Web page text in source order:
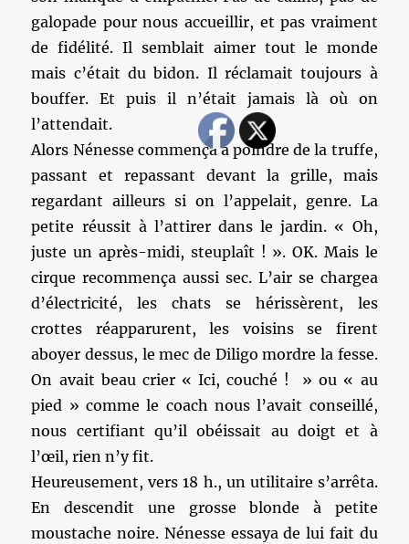
galopade pour nous accueillir, et pas vraiment
de fidélité. Il semblait aimer tout le monde
mais c’était du bidon. Il réclamait toujours à
bouffer. Et puis il n’était jamais là où on
l’attendait.
Alors Nénesse commença à poindre de la truffe,
passant et repassant devant la grille, mais
regardant ailleurs si on l’appelait, genre. La
petite réussit à l’attirer dans le jardin. « Oh,
juste un après-midi, steuplaît ! ». OK. Mais le
cirque recommença aussi sec. L’air se chargea
d’électricité, les chats se hérissèrent, les
crottes réapparurent, les voisins se firent
aboyer dessus, le mec de Diligo mordre la fesse.
On avait beau crier « Ici, couché ! » ou « au
pied » comme le coach nous l’avait conseillé,
nous certifiant qu’il obéissait au doigt et à
l’œil, rien n’y fit.
Heureusement, vers 18 h., un utilitaire s’arrêta.
En descendit une grosse blonde à petite
moustache noire. Nénesse essaya de lui fait du